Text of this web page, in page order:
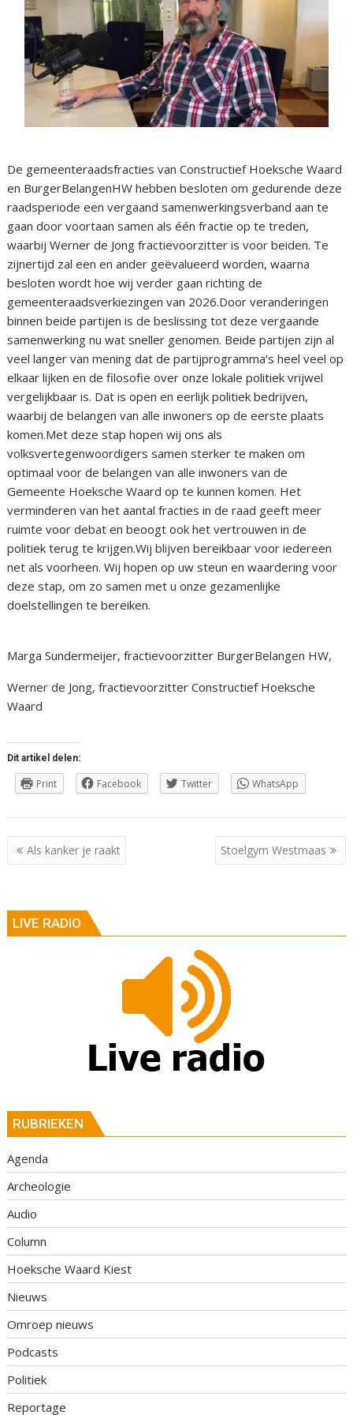
De gemeenteraadsfracties van Constructief Hoeksche Waard
en BurgerBelangenHW hebben besloten om gedurende deze
raadsperiode een vergaand samenwerkingsverband aan te
gaan door voortaan samen als één fractie op te treden,
waarbij Werner de Jong fractievoorzitter is voor beiden. Te
zijnertijd zal een en ander geëvalueerd worden, waarna
besloten wordt hoe wij verder gaan richting de
gemeenteraadsverkiezingen van 2026.Door veranderingen
binnen beide partijen is de beslissing tot deze vergaande
samenwerking nu wat sneller genomen. Beide partijen zijn al
veel langer van mening dat de partijprogramma’s heel veel op
elkaar lijken en de filosofie over onze lokale politiek vrijwel
vergelijkbaar is. Dat is open en eerlijk politiek bedrijven,
waarbij de belangen van alle inwoners op de eerste plaats
komen.Met deze stap hopen wij ons als
volksvertegenwoordigers samen sterker te maken om
optimaal voor de belangen van alle inwoners van de
Gemeente Hoeksche Waard op te kunnen komen. Het
verminderen van het aantal fracties in de raad geeft meer
ruimte voor debat en beoogt ook het vertrouwen in de
politiek terug te krijgen.Wij blijven bereikbaar voor iedereen
net als voorheen. Wij hopen op uw steun en waardering voor
deze stap, om zo samen met u onze gezamenlijke
doelstellingen te bereiken.
Marga Sundermeijer, fractievoorzitter BurgerBelangen HW,
Werner de Jong, fractievoorzitter Constructief Hoeksche
Waard
Dit artikel delen:
Print Facebook Twitter WhatsApp
Berichtnavigatie
Als kanker je raakt Stoelgym Westmaas
LIVE RADIO
RUBRIEKEN
Agenda
Archeologie
Audio
Column
Hoeksche Waard Kiest
Nieuws
Omroep nieuws
Podcasts
Politiek
Reportage